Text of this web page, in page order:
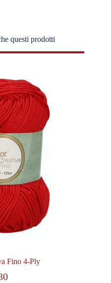
questi prodotti
Fino 4-Ply